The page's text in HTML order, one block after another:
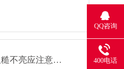
碱性镀锌添加剂应用过程中，工件表面粗糙不亮应注意这4点！
QQ咨询
400电话